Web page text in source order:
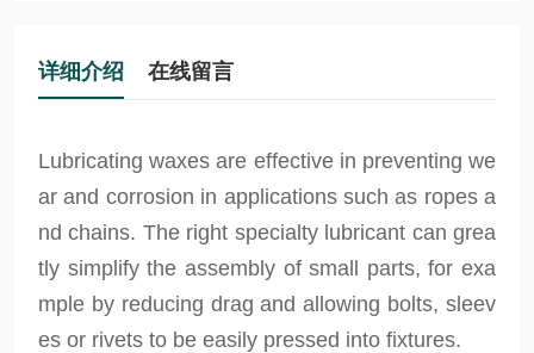
详细介绍 在线留言
Lubricating waxes are effective in preventing we
ar and corrosion in applications such as ropes a
nd chains. The right specialty lubricant can grea
tly simplify the assembly of small parts, for exa
mple by reducing drag and allowing bolts, sleev
es or rivets to be easily pressed into fixtures.